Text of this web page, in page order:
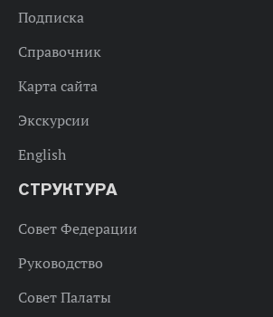
Подписка
Справочник
Карта сайта
Экскурсии
English
СТРУКТУРА
Совет Федерации
Руководство
Совет Палаты